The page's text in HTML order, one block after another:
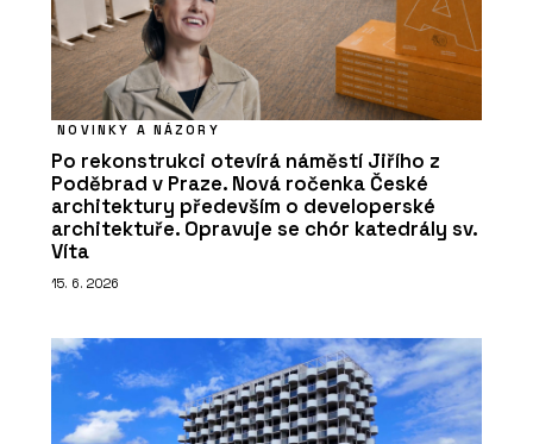
NOVINKY A NÁZORY
Po rekonstrukci otevírá náměstí Jiřího z
Poděbrad v Praze. Nová ročenka České
architektury především o developerské
architektuře. Opravuje se chór katedrály sv.
Víta
15. 6. 2026